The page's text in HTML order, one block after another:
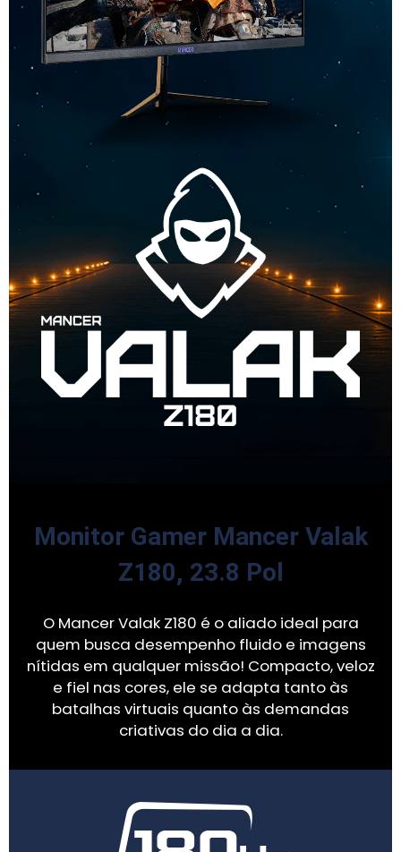
Monitor Gamer Mancer Valak
Z180, 23.8 Pol
O Mancer Valak Z180 é o aliado ideal para
quem busca desempenho fluido e imagens
nítidas em qualquer missão! Compacto, veloz
e fiel nas cores, ele se adapta tanto às
batalhas virtuais quanto às demandas
criativas do dia a dia.